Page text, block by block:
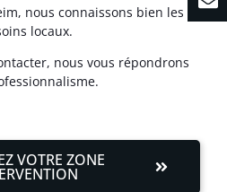
nous connaissons bien les
locaux.
nous vous répondrons
VOTRE ZONE